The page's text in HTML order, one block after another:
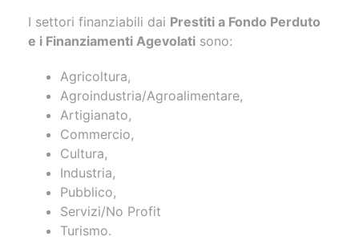
I settori finanziabili dai Prestiti a Fondo Perduto
e i Finanziamenti Agevolati sono:
Agricoltura,
Agroindustria/Agroalimentare,
Artigianato,
Commercio,
Cultura,
Industria,
Pubblico,
Servizi/No Profit
Turismo.